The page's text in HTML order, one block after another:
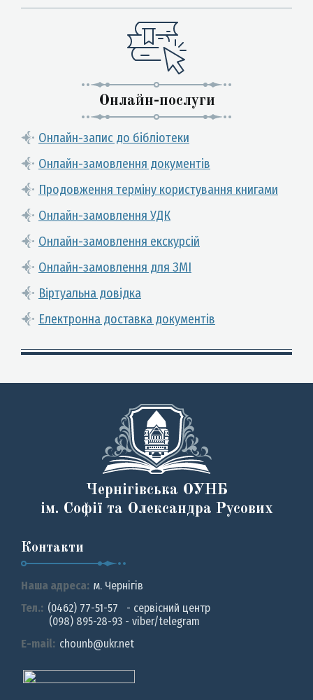
Онлайн-послуги
Онлайн-запис до бібліотеки
Онлайн-замовлення документів
Продовження терміну користування книгами
Онлайн-замовлення УДК
Онлайн-замовлення екскурсій
Онлайн-замовлення для ЗМІ
Віртуальна довідка
Електронна доставка документів
Чернігівська ОУНБ
ім. Софії та Олександра Русових
Контакти
Наша адреса: м. Чернiгiв
Тел.: (0462) 77-51-57 - сервісний центр
(098) 895-28-93 - viber/telegram
E-mail: chounb@ukr.net